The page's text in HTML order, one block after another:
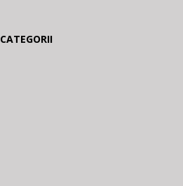
CATEGORII